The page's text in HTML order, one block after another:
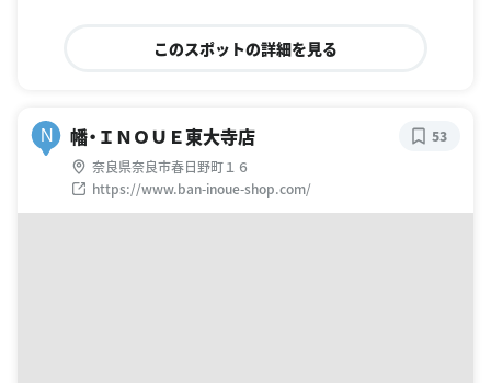
このスポットの詳細を見る
N 幡・ＩＮＯＵＥ東大寺店
奈良県奈良市春日野町１６
https://www.ban-inoue-shop.com/
53